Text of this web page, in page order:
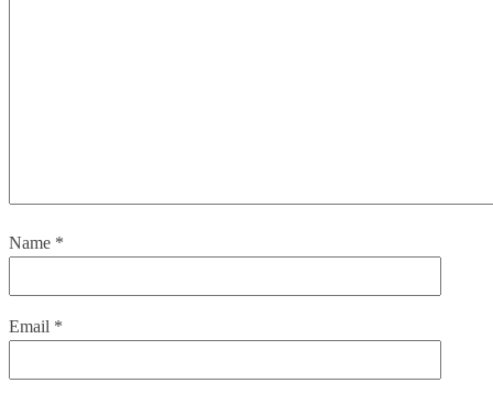
Name *
Email *